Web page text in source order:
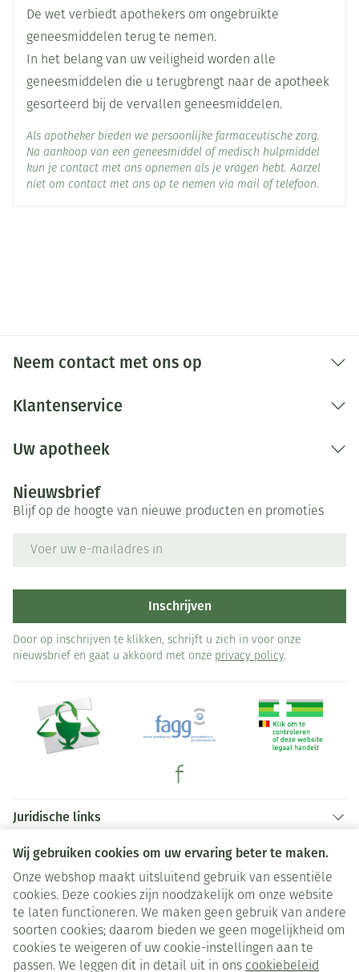
Wij gebruiken cookies om uw ervaring beter te maken.
Onze webshop maakt uitsluitend gebruik van essentiële
cookies. Deze cookies zijn noodzakelijk om onze website
te laten functioneren. We maken geen gebruik van andere
soorten cookies; daarom bieden we geen mogelijkheid om
cookies te weigeren of uw cookie-instellingen aan te
passen. We leggen dit in detail uit in ons cookiebeleid
Hoeveelheid
4
Behoud Kamertemperatuur (15°C - 25°C)
De wet verbiedt apothekers om ongebruikte
geneesmiddelen terug te nemen.
In het belang van uw veiligheid worden alle
geneesmiddelen die u terugbrengt naar de apotheek
gesorteerd bij de vervallen geneesmiddelen.
Als apotheker bieden we persoonlijke farmaceutische zorg.
Na aankoop van een geneesmiddel of medisch hulpmiddel
kun je contact met ons opnemen als je vragen hebt. Aarzel
niet om contact met ons op te nemen via mail of telefoon.
Neem contact met ons op
Klantenservice
Uw apotheek
Nieuwsbrief
Blijf op de hoogte van nieuwe producten en promoties
Inschrijven
Door op inschrijven te klikken, schrijft u zich in voor onze
nieuwsbrief en gaat u akkoord met onze privacy policy.
Juridische links